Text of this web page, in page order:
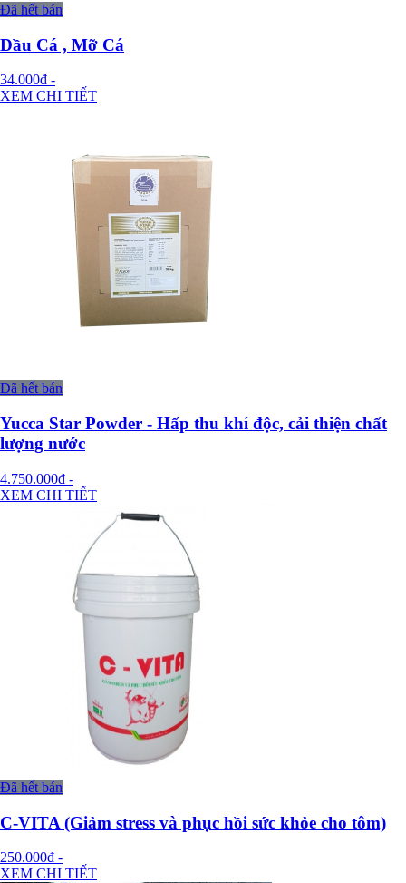
Đã hết bán
Dầu Cá , Mỡ Cá
34.000đ -
XEM CHI TIẾT
Đã hết bán
Yucca Star Powder - Hấp thu khí độc, cải thiện chất
lượng nước
4.750.000đ -
XEM CHI TIẾT
Đã hết bán
C-VITA (Giảm stress và phục hồi sức khỏe cho tôm)
250.000đ -
XEM CHI TIẾT